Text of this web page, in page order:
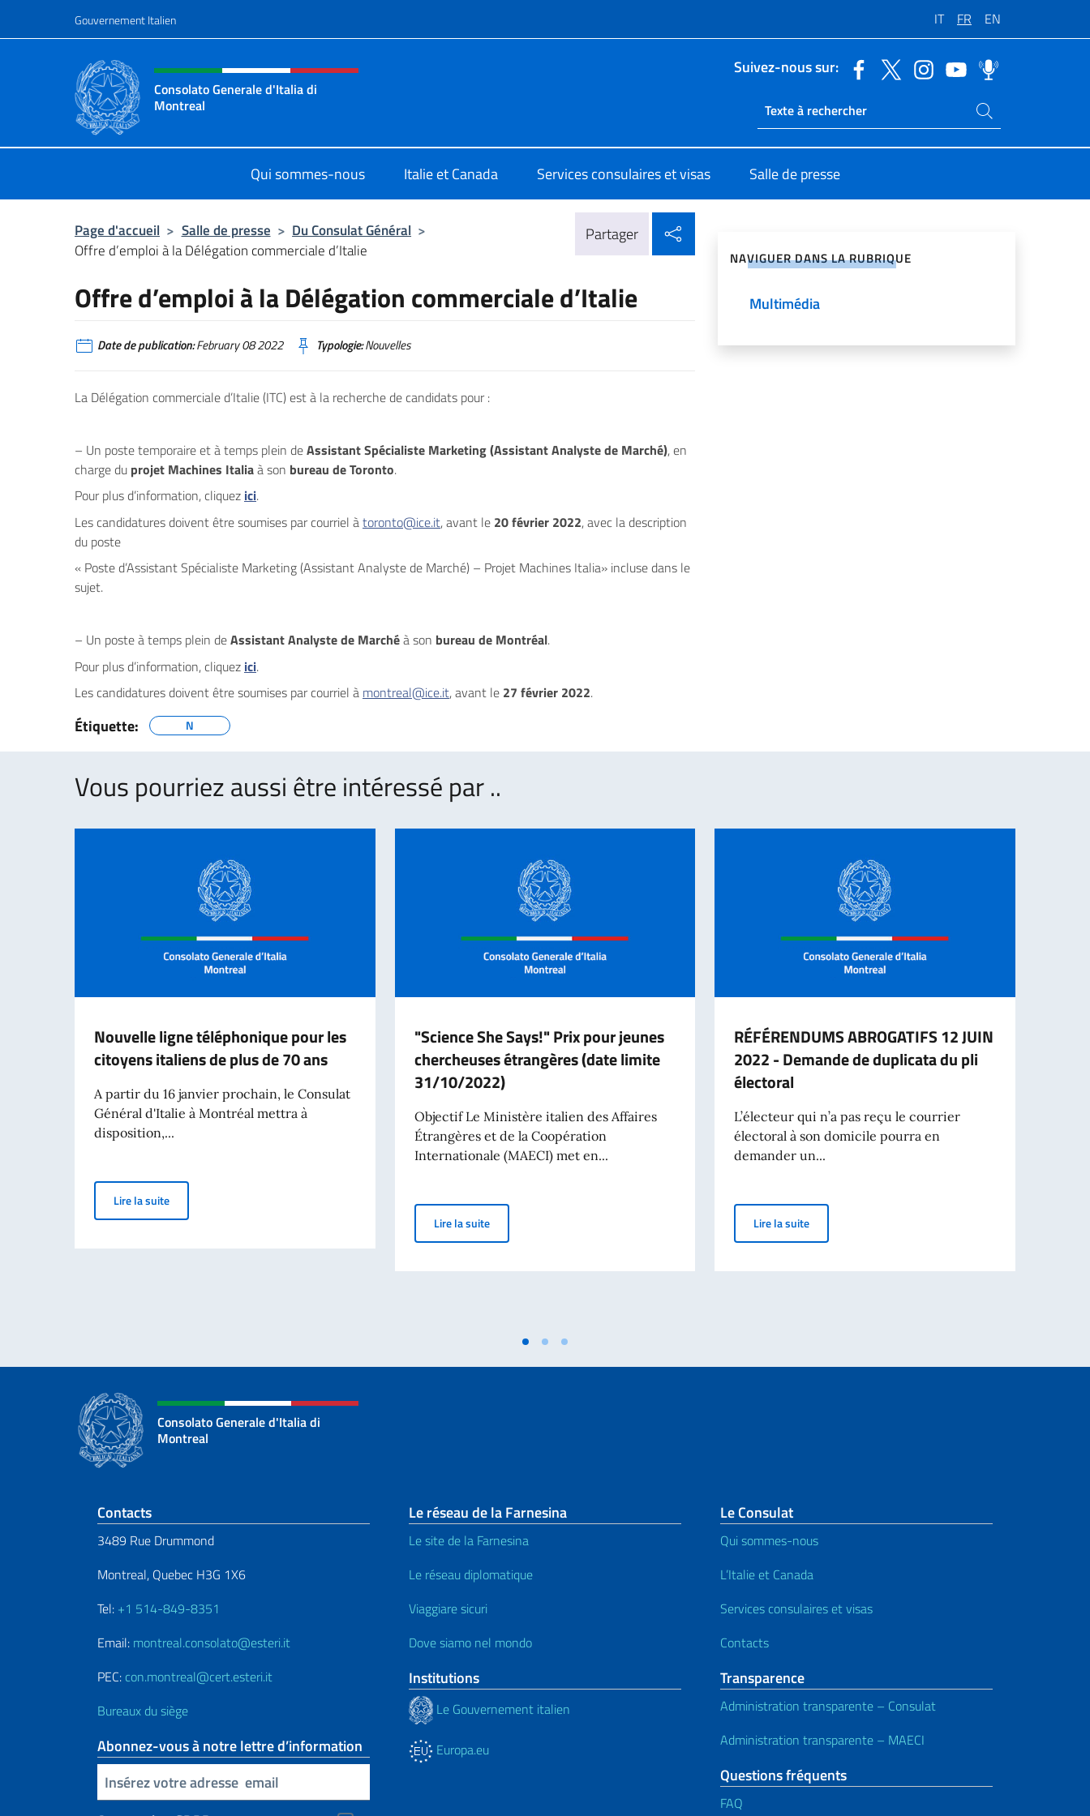
Gouvernement Italien IT FR EN
Site Web, social et en-tête de menu
Consolato Generale d'Italia di
Montreal
Suivez-nous sur:
Ricerca sito live
Rechercher dans le site
Qui sommes-nous Italie et Canada Services consulaires et visas Salle de presse
Page d'accueil > Salle de presse > Du Consulat Général >
Offre d’emploi à la Délégation commerciale d’Italie
Partager
Offre d’emploi à la Délégation commerciale d’Italie
Date de publication:February 08 2022 Typologie:Nouvelles
La Délégation commerciale d’Italie (ITC) est à la recherche de candidats pour :
– Un poste temporaire et à temps plein deAssistant Spécialiste Marketing (Assistant Analyste de Marché), en
charge du projet Machines Italiaà son bureau de Toronto.
Pour plus d’information, cliquez ici.
Les candidatures doivent être soumises par courriel àtoronto@ice.it, avant le 20 février 2022, avec la description
du poste
« Poste d’Assistant Spécialiste Marketing (Assistant Analyste de Marché) – Projet Machines Italia» incluse dans le
sujet.
– Un poste à temps plein deAssistant Analyste de Marchéà son bureau de Montréal.
Pour plus d’information, cliquez ici.
Les candidatures doivent être soumises par courriel à montreal@ice.it, avant le 27 février 2022.
Étiquette: N
NAVIGUER DANS LA RUBRIQUE
Multimédia
Vous pourriez aussi être intéressé par ..
Nouvelle ligne téléphonique pour les
citoyens italiens de plus de 70 ans
A partir du 16 janvier prochain, le Consulat
Général d'Italie à Montréal mettra à
disposition,...
Lire la suiteNouvelle ligne téléphonique pour les citoyens italiens de plus de 70 ans
"Science She Says!" Prix pour jeunes
chercheuses étrangères (date limite
31/10/2022)
Objectif Le Ministère italien des Affaires
Étrangères et de la Coopération
Internationale (MAECI) met en...
Lire la suite"Science She Says!" Prix pour jeunes chercheuses étrangères (date limite 31/10/2022)
RÉFÉRENDUMS ABROGATIFS 12 JUIN
2022 - Demande de duplicata du pli
électoral
L’électeur qui n’a pas reçu le courrier
électoral à son domicile pourra en
demander un...
Lire la suiteRÉFÉRENDUMS ABROGATIFS 12 JUIN 2022 - Demande
Consolato Generale d'Italia di
Montreal
Section de pied de page
Contacts
3489 Rue Drummond
Montreal, Quebec H3G 1X6
Tel: +1 514-849-8351
Email: montreal.consolato@esteri.it
PEC: con.montreal@cert.esteri.it
Bureaux du siège
Abonnez-vous à notre lettre d’information
Insert your email
Le réseau de la Farnesina
Le site de la Farnesina
Le réseau diplomatique
Viaggiare sicuri
Dove siamo nel mondo
Institutions
Le Gouvernement italien
Europa.eu
Le Consulat
Qui sommes-nous
L’Italie et Canada
Services consulaires et visas
Contacts
Transparence
Administration transparente – Consulat
Administration transparente – MAECI
Questions fréquents
FAQ